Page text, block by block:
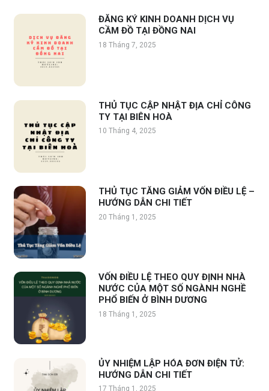
ĐĂNG KÝ KINH DOANH DỊCH VỤ
CẦM ĐỒ TẠI ĐỒNG NAI
18 Tháng 7, 2025
THỦ TỤC CẬP NHẬT ĐỊA CHỈ CÔNG
TY TẠI BIÊN HOÀ
10 Tháng 4, 2025
THỦ TỤC TĂNG GIẢM VỐN ĐIỀU LỆ –
HƯỚNG DẪN CHI TIẾT
20 Tháng 1, 2025
VỐN ĐIỀU LỆ THEO QUY ĐỊNH NHÀ
NƯỚC CỦA MỘT SỐ NGÀNH NGHỀ
PHỔ BIẾN Ở BÌNH DƯƠNG
18 Tháng 1, 2025
ỦY NHIỆM LẬP HÓA ĐƠN ĐIỆN TỬ:
HƯỚNG DẪN CHI TIẾT
17 Tháng 1, 2025